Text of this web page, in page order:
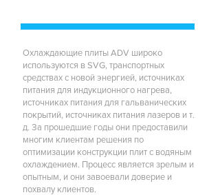
Охлаждающие плиты ADV широко
используются в SVG, транспортных
средствах с новой энергией, источниках
питания для индукционного нагрева,
источниках питания для гальванических
покрытий, источниках питания лазеров и т.
д. За прошедшие годы они предоставили
многим клиентам решения по
оптимизации конструкции плит с водяным
охлаждением. Процесс является зрелым и
опытным, и они завоевали доверие и
похвалу клиентов.